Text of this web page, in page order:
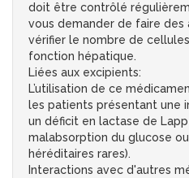
doit être contrôlé
vous demander de faire des
vérifier le nombre de
fonction hépatique.
Liées aux excipients:
L’utilisation de ce
les patients présentant une
un déficit en lactase de
malabsorption du glucose
héréditaires rares).
Interactions avec d'autres